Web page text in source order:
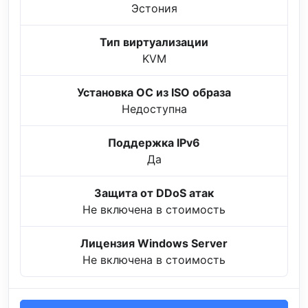
Эстония
Тип виртуализации
KVM
Установка ОС из ISO образа
Недоступна
Поддержка IPv6
Да
Защита от DDoS атак
Не включена в стоимость
Лицензия Windows Server
Не включена в стоимость